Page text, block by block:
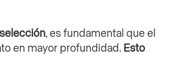
, es fundamental que el
en mayor profundidad. Esto